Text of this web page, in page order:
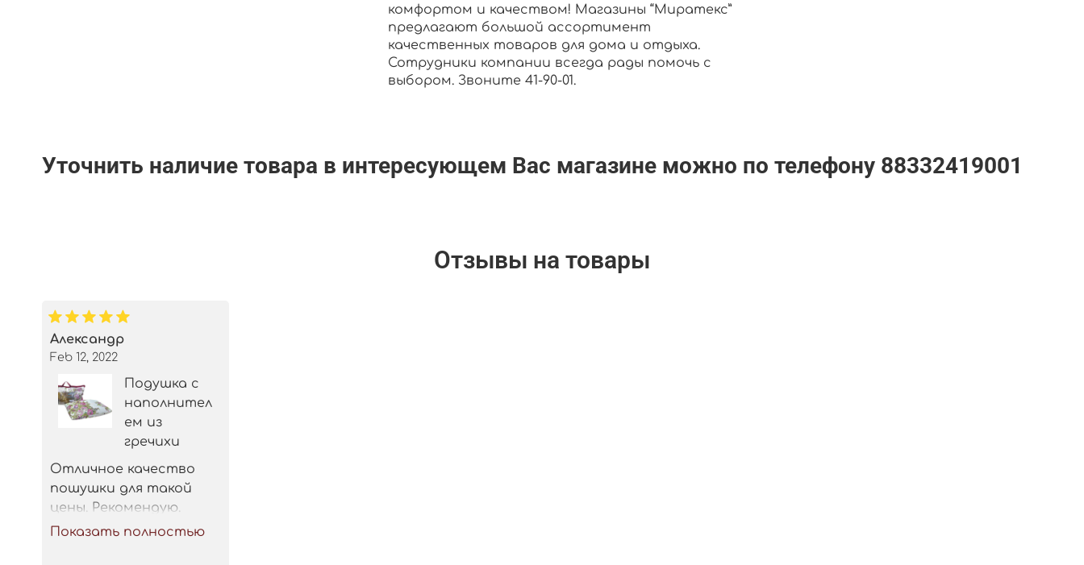
комфортом и качеством! Магазины “Миратекс”
предлагают большой ассортимент
качественных товаров для дома и отдыха.
Сотрудники компании всегда рады помочь с
выбором. Звоните 41-90-01.
Уточнить наличие товара в интересующем Вас магазине можно по телефону 88332419001
Отзывы на товары
Александр
Feb 12, 2022
Подушка с
наполнител
ем из
гречихи
Отличное качество
пошушки для такой
цены. Рекомендую.
Показать полностью